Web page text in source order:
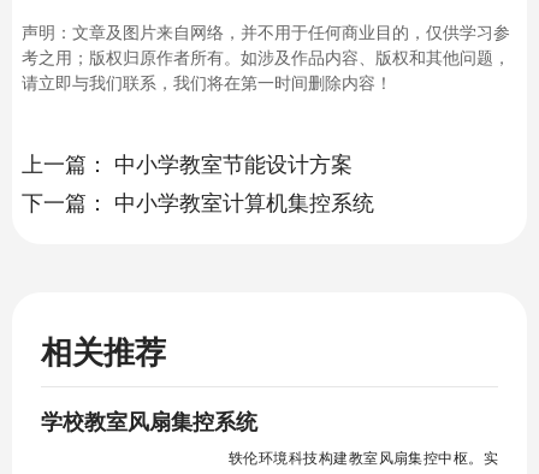
声明：文章及图片来自网络，并不用于任何商业目的，仅供学习参
考之用；版权归原作者所有。如涉及作品内容、版权和其他问题，
请立即与我们联系，我们将在第一时间删除内容！
上一篇： 中小学教室节能设计方案
下一篇： 中小学教室计算机集控系统
相关推荐
学校教室风扇集控系统
轶伦环境科技构建教室风扇集控中枢。实